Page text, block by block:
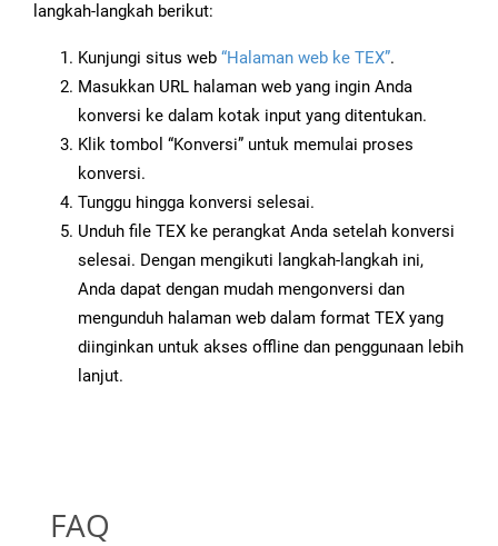
langkah-langkah berikut:
Kunjungi situs web “Halaman web ke TEX”.
Masukkan URL halaman web yang ingin Anda
konversi ke dalam kotak input yang ditentukan.
Klik tombol “Konversi” untuk memulai proses
konversi.
Tunggu hingga konversi selesai.
Unduh file TEX ke perangkat Anda setelah konversi
selesai. Dengan mengikuti langkah-langkah ini,
Anda dapat dengan mudah mengonversi dan
mengunduh halaman web dalam format TEX yang
diinginkan untuk akses offline dan penggunaan lebih
lanjut.
FAQ